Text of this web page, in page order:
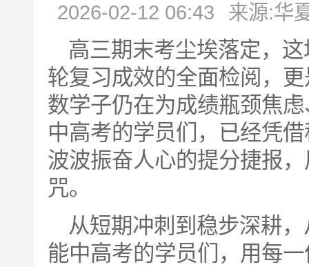
2026-02-12 06:43 来源:华
高三期末考尘埃落定，
轮复习成效的全面检阅，
数学子仍在为成绩瓶颈焦
中高考的学员们，已经凭
波波振奋人心的提分捷报
咒。
从短期冲刺到稳步深耕
能中高考的学员们，用每